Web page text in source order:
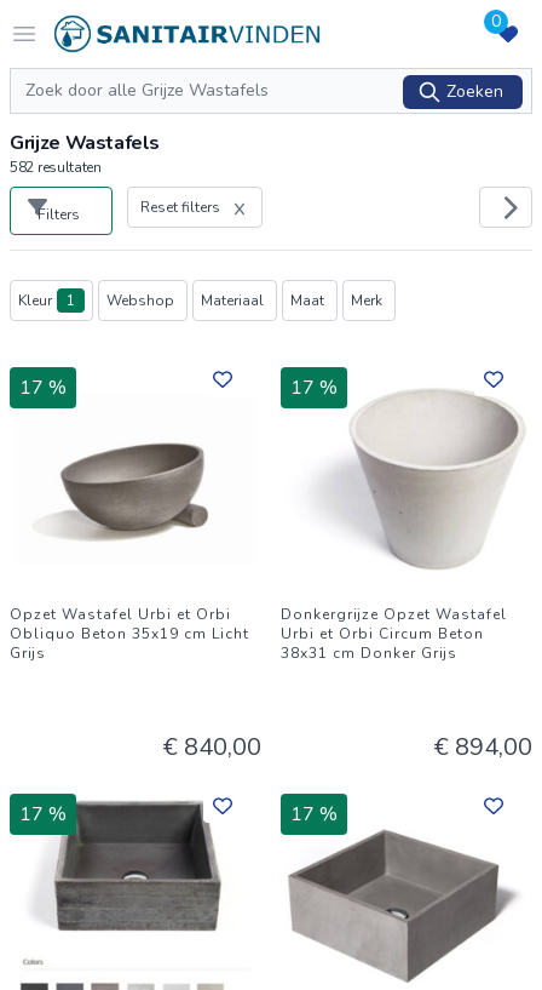
Open menu
Logo sanitairvinden.nl 0
Zoeken
Zoeken
Grijze Wastafels
582 resultaten
Filters Reset filters
Producten
Kleur 1 Webshop Materiaal Maat Merk
17 %
Opzet Wastafel Urbi et Orbi
Obliquo Beton 35x19 cm Licht
Grijs
€ 840,00
17 %
Donkergrijze Opzet Wastafel
Urbi et Orbi Circum Beton
38x31 cm Donker Grijs
€ 894,00
17 % 17 %